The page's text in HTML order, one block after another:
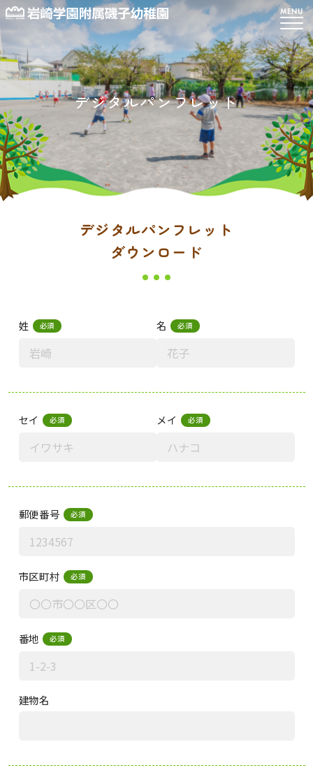
デジタルパンフレット
デジタルパンフレット
ダウンロード
姓 必須 名 必須
セイ 必須 メイ 必須
郵便番号 必須
市区町村 必須
番地 必須
建物名